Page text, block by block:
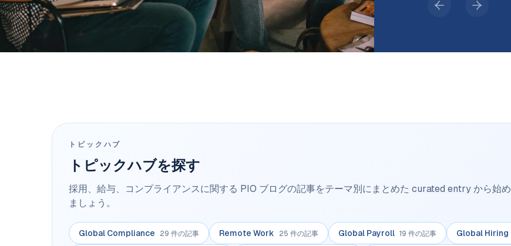
トピックハブ
トピックハブを探す
採用、給与、コンプライアンスに関する PIO ブログの記事をテーマ別にまとめた curated entry から始め
ましょう。
Global Compliance 29 件の記事 Remote Work 25 件の記事 Global Payroll 19 件の記事 Global Hiring